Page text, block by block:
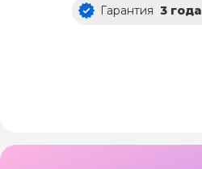
Гарантия 3 года